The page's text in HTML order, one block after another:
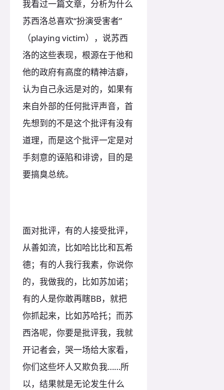
我看过一篇文章，分析为什么
苏西洛总喜欢“扮演受害者”
（playing victim），说苏西
洛的这些表现，根源在于他和
他的政府有高度的精神洁癖，
认为自己永远是对的，如果有
来自外部的任何批评声音，首
先想到的不是这个批评有没有
道理，而是这个批评一定是对
手刻意的诬陷和诽谤，目的是
要搞臭总统。
面对批评，有的人接受批评，
从善如流，比如哈比比和瓦希
德；有的人我行我素，你说你
的，我做我的，比如苏加诺；
有的人是你敢再瞎BB，就把
你抓起来，比如苏哈托；而苏
西洛呢，你要是批评我，我就
开记者会，哭一场给大家看，
你们这些坏人又欺负我……所
以，结果就是无论发生什么